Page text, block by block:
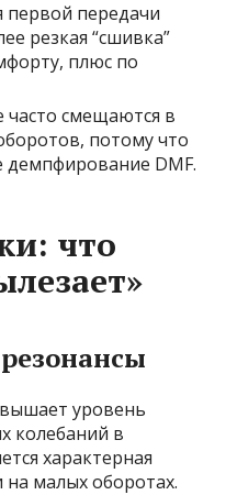
передачи
резкая “сшивка”
плюс по
часто смещаются в
потому что
демпфирование DMF.
что
уровень
колебаний в
характерная
малых оборотах.